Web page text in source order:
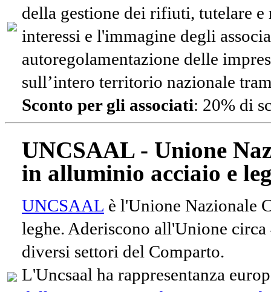
della gestione dei rifiuti, tutelare e
interessi e l'immagine degli
autoregolamentazione delle
sull’intero territorio nazionale
Sconto per gli associati: 20% di
UNCSAAL - Unione
in alluminio acciaio e
UNCSAAL è l'Unione Nazionale
leghe. Aderiscono all'Unione
diversi settori del Comparto.
L'Uncsaal ha rappresentanza